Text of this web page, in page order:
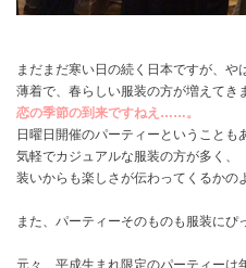
まだまだ寒い日の続く日本ですが、や
薄着で、春らしい服装の方が増えて
恋の季節の到来ですねえ……。
日曜日開催のパーティーということも
気軽でカジュアルな服装の方が多く、
装いからも楽しさが伝わってくるかの
また、パーティーそのものも服装にぴ
元々、平成生まれ限定のパーティーは